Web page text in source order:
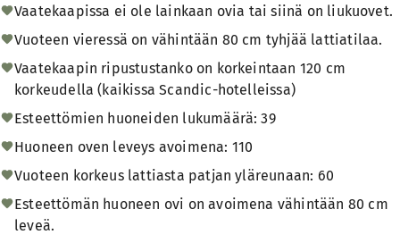
Vaatekaapissa ei ole lainkaan ovia tai siinä on liukuovet.
Vuoteen vieressä on vähintään 80 cm tyhjää lattiatilaa.
Vaatekaapin ripustustanko on korkeintaan 120 cm
korkeudella (kaikissa Scandic-hotelleissa)
Esteettömien huoneiden lukumäärä: 39
Huoneen oven leveys avoimena: 110
Vuoteen korkeus lattiasta patjan yläreunaan: 60
Esteettömän huoneen ovi on avoimena vähintään 80 cm
leveä.